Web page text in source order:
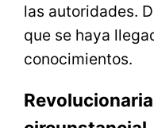
las autoridades.
que se haya
conocimientos.